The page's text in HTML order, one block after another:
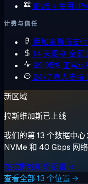
IPv6 + 专用
计费与信任
用加密货币支付
14 天退款全额
99.95% 正常运
24/7 真人支持
新区域
拉斯维加斯已上线
我们的第 13 个数据中
NVMe 和 40 Gbps 网络
在拉斯维加斯部署 →
查看全部 13 个位置 →